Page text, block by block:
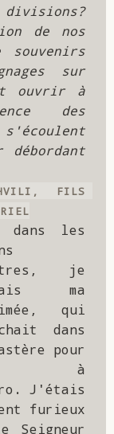
divisions?
de nos
sur
ouvrir à
des
débordant
FILS
dans les
je
ma
qui
dans
pour
à
J'étais
furieux
Seigneur